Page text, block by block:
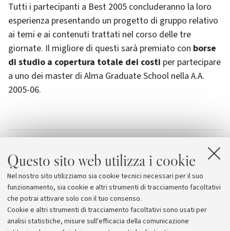
Questo sito web utilizza i cookie
Nel nostro sito utilizziamo sia cookie tecnici necessari per il suo
funzionamento, sia cookie e altri strumenti di tracciamento facoltativi
che potrai attivare solo con il tuo consenso.
Cookie e altri strumenti di tracciamento facoltativi sono usati per
analisi statistiche, misure sull'efficacia della comunicazione
Tutti i partecipanti a Best 2005 concluderanno la loro
esperienza presentando un progetto di gruppo relativo
ai temi e ai contenuti trattati nel corso delle tre
giornate. Il migliore di questi sarà premiato con borse
di studio a copertura totale dei costi per partecipare
a uno dei master di Alma Graduate School nella A.A.
2005-06.
Bando di concorso[32.5 KB]
Alma